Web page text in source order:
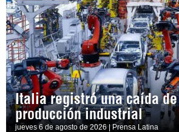
Italia registró una caída
producción industrial
jueves 6 de agosto de 2026 | Prensa Latina